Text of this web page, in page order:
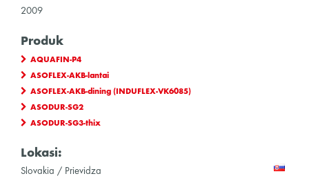
2009
Produk
AQUAFIN-P4
ASOFLEX-AKB-lantai
ASOFLEX-AKB-dining (INDUFLEX-VK6085)
ASODUR-SG2
ASODUR-SG3-thix
Lokasi:
Slovakia / Prievidza